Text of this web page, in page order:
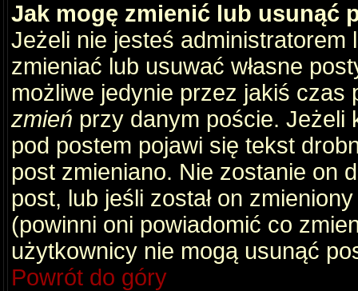
Jak mogę zmienić lub usunąć
Jeżeli nie jesteś
zmieniać lub usuwać własne
możliwe jedynie przez jakiś
zmień przy danym poście. Jeżeli
pod postem pojawi się tekst
post zmieniano. Nie zostanie on
post, lub jeśli został on
(powinni oni powiadomić co
użytkownicy nie mogą usunąć
Powrót do góry